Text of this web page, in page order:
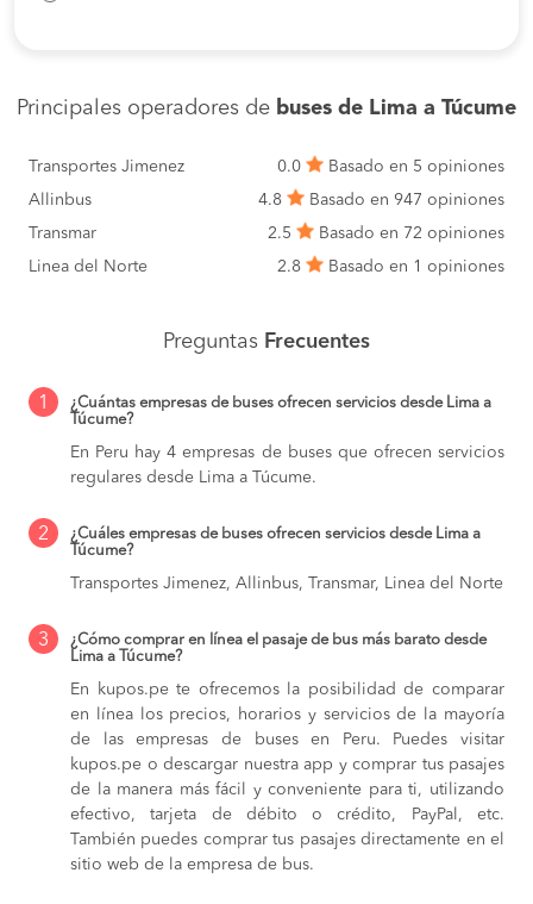
Principales operadores de buses de Lima a Túcume
Transportes Jimenez 0.0
Basado en 5 opiniones
Allinbus
4.8
Basado en 947 opiniones
Transmar
2.5
Basado en 72 opiniones
Linea del Norte
2.8 Basado en 1 opiniones
Preguntas Frecuentes
1
¿Cuántas empresas de buses ofrecen servicios desde Lima a
Túcume?
En Peru hay 4 empresas de buses que ofrecen servicios
regulares desde Lima a Túcume.
2
¿Cuáles empresas de buses ofrecen servicios desde Lima a
Túcume?
Transportes Jimenez, Allinbus, Transmar, Linea del Norte
3
¿Cómo comprar en línea el pasaje de bus más barato desde
Lima a Túcume?
En kupos.pe te ofrecemos la posibilidad de comparar
en línea los precios, horarios y servicios de la mayoría
de las empresas de buses en Peru. Puedes visitar
kupos.pe o descargar nuestra app y comprar tus pasajes
de la manera más fácil y conveniente para ti, utilizando
efectivo, tarjeta de débito o crédito, PayPal, etc.
También puedes comprar tus pasajes directamente en el
sitio web de la empresa de bus.